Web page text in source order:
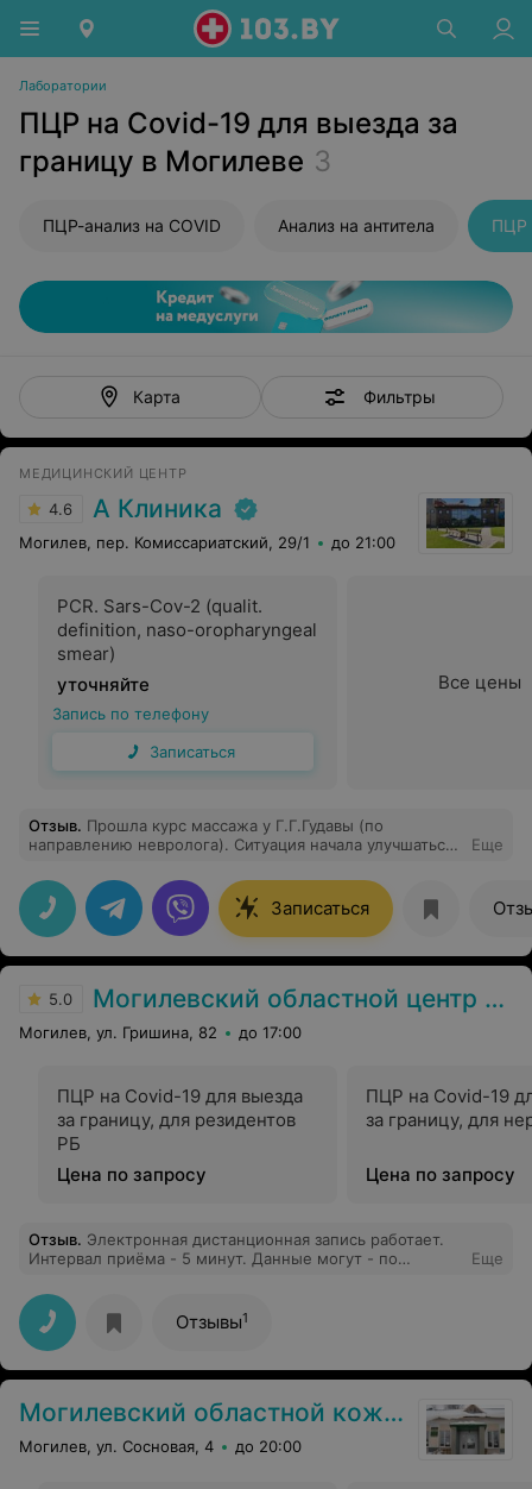
Лаборатории
ПЦР на Covid-19 для выезда за
границу в Могилеве 3
ПЦР-анализ на COVID Анализ на антитела ПЦР
Карта Фильтры
МЕДИЦИНСКИЙ ЦЕНТР
4.6 А Клиника
Могилев, пер. Комиссариатский, 29/1 до 21:00
PCR. Sars-Cov-2 (qualit.
definition, naso-oropharyngeal
smear)
уточняйте
Запись по телефону
Записаться
Все цены
Отзыв. Прошла курс массажа у Г.Г.Гудавы (по
направлению невролога). Ситуация начала улучшаться
прошла!!! Не верила, честно говоря, что массаж
настолько поможет. Бонусом еще и заметный
эстетический эффект получила. Я очень довольна!
Крутой специалист! Благодарю от души!
Еще
Записаться
5.0 Могилевский областной центр гигиены, эпидемиологии и общественного здоровья
Могилев, ул. Гришина, 82 до 17:00
ПЦР на Covid-19 для выезда
за границу, для резидентов
РБ
Цена по запросу
ПЦР на Covid-19
за границу, для
Цена по запросу
Отзыв. Электронная дистанционная запись работает.
Интервал приёма - 5 минут. Данные могут - по
"Путешествую без COVID" (общая цена для резидентов
РБ - 36,18 BYN, оплата безналичными через банк/
ЕРИП). Единственная неприятная неожиданность:
пришлось потерять полчаса на то, чтобы уйти из
Центра на поиски и производство ксерокопий страниц
документы:(
Еще
Отзывы1
Могилевский областной кожно-венерологический диспансер
Могилев, ул. Сосновая, 4 до 20:00